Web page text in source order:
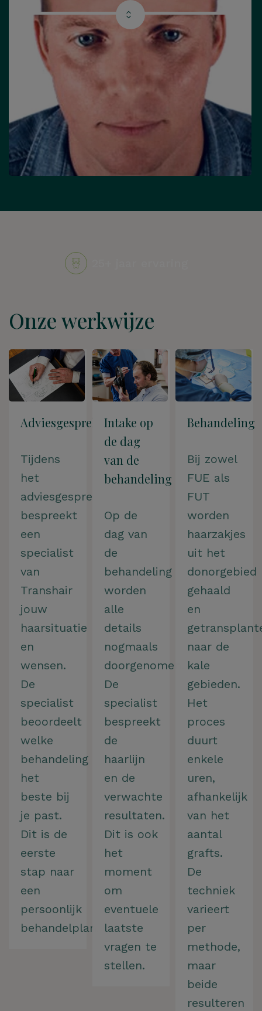
jaar ervaring
Onze werkwijze
Adviesgesprek
Tijdens
het
adviesgesprek
bespreekt
een
specialist
van
Transhair
jouw
haarsituatie
en
wensen.
De
specialist
beoordeelt
welke
behandeling
het
beste bij
je past.
Dit is de
eerste
stap naar
een
persoonlijk
behandelplan.
Intake op
de dag
van de
behandeling
Op de
dag van
de
behandeling
worden
alle
details
nogmaals
doorgenomen.
De
specialist
bespreekt
de
haarlijn
en de
verwachte
resultaten.
Dit is ook
het
moment
om
eventuele
laatste
vragen te
stellen.
Behandeling
Bij zowel
FUE als
FUT
worden
haarzakjes
uit het
donorgebied
gehaald
en
naar de
kale
gebieden.
Het
proces
duurt
enkele
uren,
afhankelijk
van het
aantal
grafts.
De
techniek
varieert
per
methode,
maar
beide
resulteren